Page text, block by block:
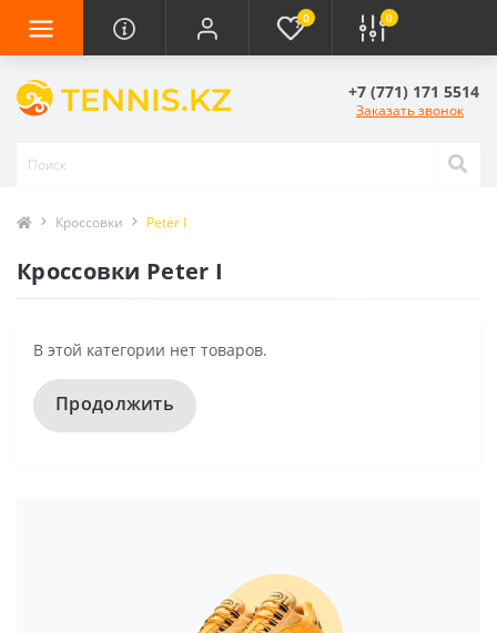
0 0
+7 (771) 171 5514
Заказать звонок
Кроссовки Peter I
Кроссовки Peter I
В этой категории нет товаров.
Продолжить